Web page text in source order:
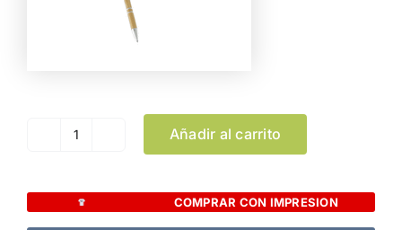
Bolígrafo
cantidad
Añadir al carrito
COMPRAR CON IMPRESION